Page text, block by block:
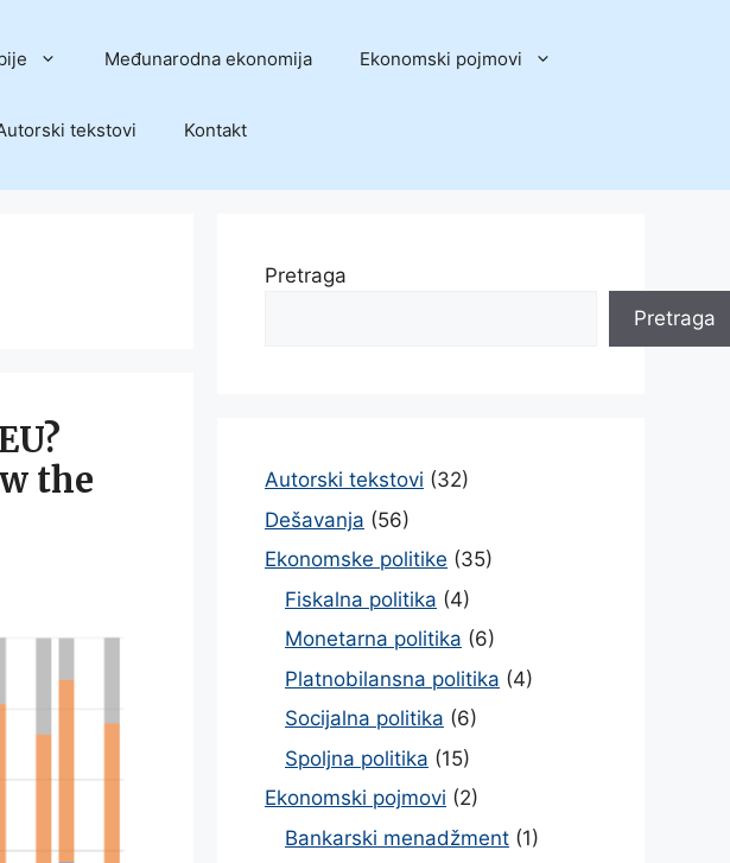
Međunarodna ekonomija Ekonomski pojmovi
tekstovi Kontakt
the
Pretraga
Pretraga
Autorski tekstovi (32)
Dešavanja (56)
Ekonomske politike (35)
Fiskalna politika (4)
Monetarna politika (6)
Platnobilansna politika (4)
Socijalna politika (6)
Spoljna politika (15)
Ekonomski pojmovi (2)
Bankarski menadžment (1)